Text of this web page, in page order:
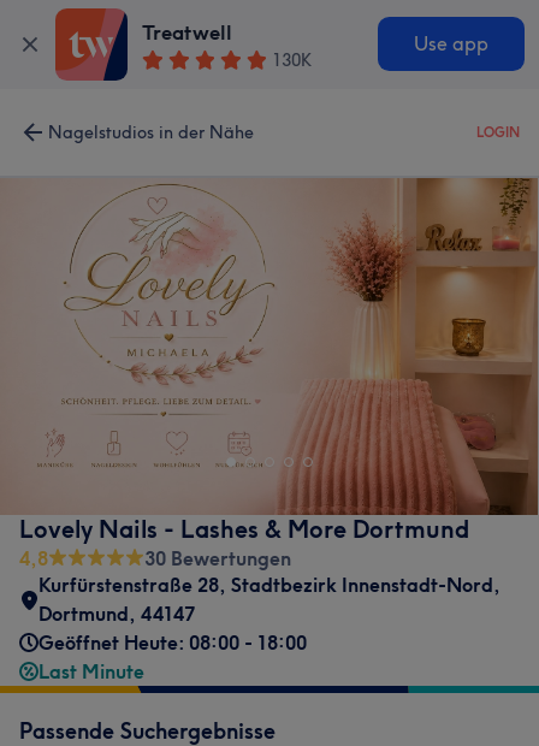
Treatwell
130K
Use app
Nagelstudios in der Nähe LOGIN
Lovely Nails - Lashes & More Dortmund
4,8
30 Bewertungen
Kurfürstenstraße 28, Stadtbezirk Innenstadt-Nord,
Dortmund, 44147
Geöffnet Heute: 08:00 - 18:00
Last Minute
Passende Suchergebnisse